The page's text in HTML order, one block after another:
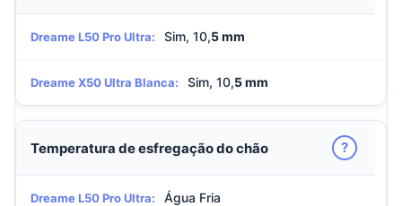
Dreame L50 Pro Ultra: Sim, 10,5 mm
Dreame X50 Ultra Blanca: Sim, 10,5 mm
Temperatura de esfregação do chão ?
Dreame L50 Pro Ultra: Água Fria